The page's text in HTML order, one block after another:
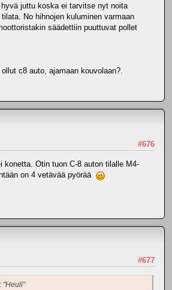
juttu koska ei tarvitse nyt noita
No hihnojen kuluminen varmaan
säädettiin puuttuvat pollet
c8 auto, ajamaan kouvolaan?.
#676
konetta. Otin tuon C-8 auton tilalle M4-
on 4 vetävää pyörää
#677
"Heuli"